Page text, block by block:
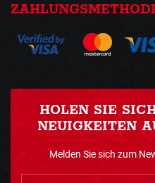
HOLEN SIE
NEUIGKEITEN
Melden Sie sich zum